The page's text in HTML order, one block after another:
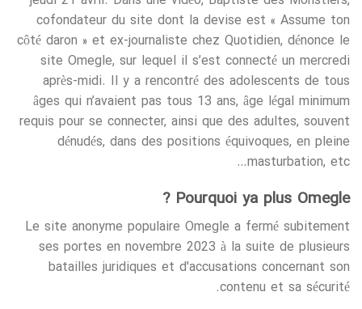
cofondateur du site dont la devise est « Assume ton
côté daron » et ex-journaliste chez Quotidien, dénonce le
site Omegle, sur lequel il s’est connecté un mercredi
après-midi. Il y a rencontré des adolescents de tous
âges qui n’avaient pas tous 13 ans, âge légal minimum
requis pour se connecter, ainsi que des adultes, souvent
dénudés, dans des positions équivoques, en pleine
masturbation, etc…
Pourquoi ya plus Omegle ?
Le site anonyme populaire Omegle a fermé subitement
ses portes en novembre 2023 à la suite de plusieurs
batailles juridiques et d'accusations concernant son
contenu et sa sécurité.